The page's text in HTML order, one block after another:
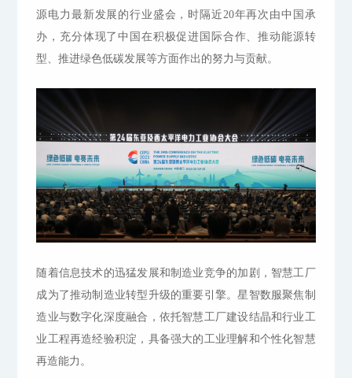
源电力最新发展的行业盛会，时隔近20年再次由中国承
办，充分体现了中国在积极促进国际合作、推动能源转
型、推进绿色低碳发展等方面作出的努力与贡献。
随着信息技术的迅猛发展和制造业竞争的加剧，智慧工厂
成为了推动制造业转型升级的重要引擎。星智数服聚焦制
造业与数字化深度融合，依托智慧工厂建设结晶和行业工
业工程再造经验积淀，具备强大的工业理解和个性化智慧
再造能力。